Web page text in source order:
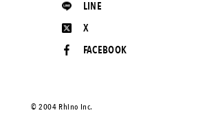
LINE
X
FACEBOOK
©️ 2004 Rhino Inc.